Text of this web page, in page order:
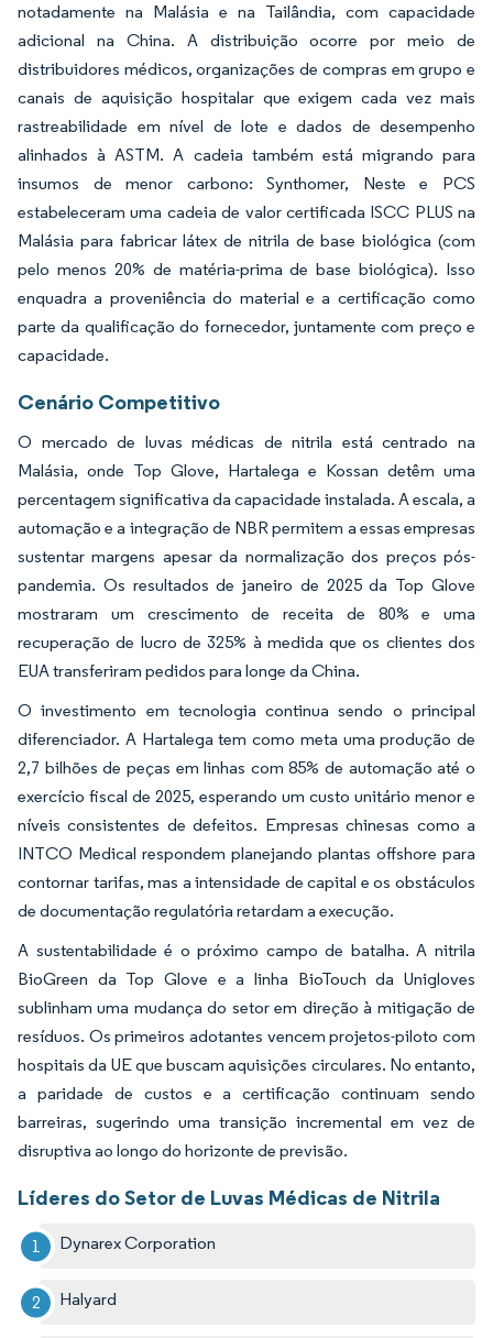
notadamente na Malásia e na Tailândia, com capacidade
adicional na China. A distribuição ocorre por meio de
distribuidores médicos, organizações de compras em grupo e
canais de aquisição hospitalar que exigem cada vez mais
rastreabilidade em nível de lote e dados de desempenho
alinhados à ASTM. A cadeia também está migrando para
insumos de menor carbono: Synthomer, Neste e PCS
estabeleceram uma cadeia de valor certificada ISCC PLUS na
Malásia para fabricar látex de nitrila de base biológica (com
pelo menos 20% de matéria-prima de base biológica). Isso
enquadra a proveniência do material e a certificação como
parte da qualificação do fornecedor, juntamente com preço e
capacidade.
Cenário Competitivo
O mercado de luvas médicas de nitrila está centrado na
Malásia, onde Top Glove, Hartalega e Kossan detêm uma
percentagem significativa da capacidade instalada. A escala, a
automação e a integração de NBR permitem a essas empresas
sustentar margens apesar da normalização dos preços pós-
pandemia. Os resultados de janeiro de 2025 da Top Glove
mostraram um crescimento de receita de 80% e uma
recuperação de lucro de 325% à medida que os clientes dos
EUA transferiram pedidos para longe da China.
O investimento em tecnologia continua sendo o principal
diferenciador. A Hartalega tem como meta uma produção de
2,7 bilhões de peças em linhas com 85% de automação até o
exercício fiscal de 2025, esperando um custo unitário menor e
níveis consistentes de defeitos. Empresas chinesas como a
INTCO Medical respondem planejando plantas offshore para
contornar tarifas, mas a intensidade de capital e os obstáculos
de documentação regulatória retardam a execução.
A sustentabilidade é o próximo campo de batalha. A nitrila
BioGreen da Top Glove e a linha BioTouch da Unigloves
sublinham uma mudança do setor em direção à mitigação de
resíduos. Os primeiros adotantes vencem projetos-piloto com
hospitais da UE que buscam aquisições circulares. No entanto,
a paridade de custos e a certificação continuam sendo
barreiras, sugerindo uma transição incremental em vez de
disruptiva ao longo do horizonte de previsão.
Líderes do Setor de Luvas Médicas de Nitrila
Dynarex Corporation
Halyard